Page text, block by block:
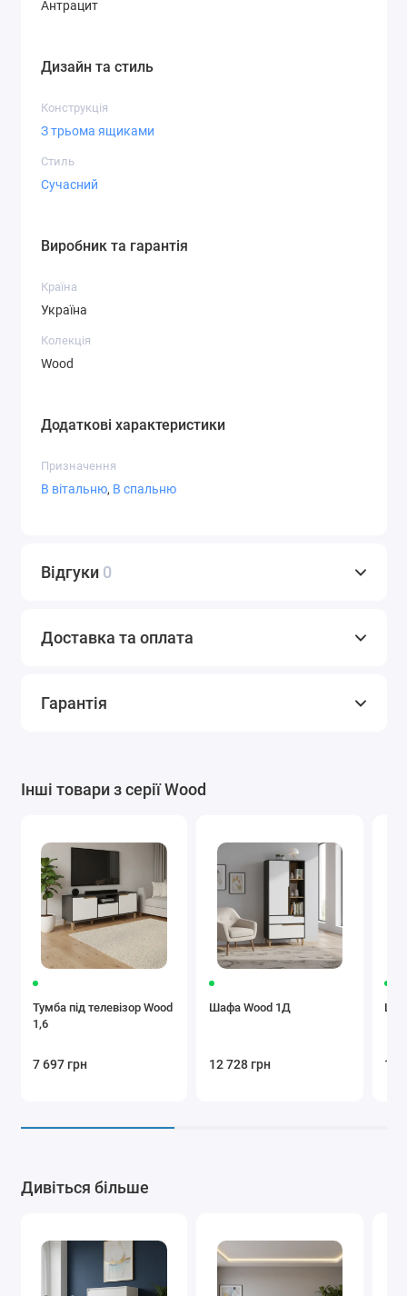
Антрацит
Дизайн та стиль
Конструкція
З трьома ящиками
Стиль
Сучасний
Виробник та гарантія
Країна
Україна
Колекція
Wood
Додаткові характеристики
Призначення
В вітальню, В спальню
Відгуки 0
Доставка та оплата
Гарантія
Інші товари з серії Wood
Тумба під телевізор Wood
1,6
7 697 грн
Шафа Wood 1Д
12 728 грн 13
Дивіться більше